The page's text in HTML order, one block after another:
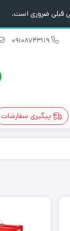
قبلی ضروری است.
پیگیری سفارشات